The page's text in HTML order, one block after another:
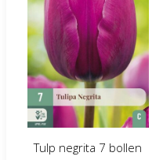
Tulp negrita 7 bollen